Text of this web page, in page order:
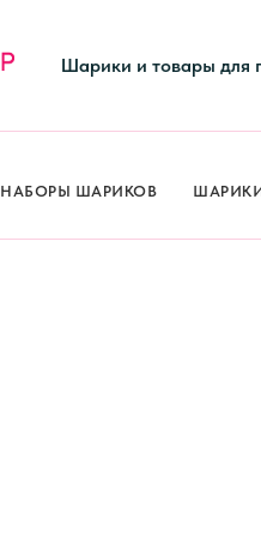
Шарики и товары для
НАБОРЫ ШАРИКОВ